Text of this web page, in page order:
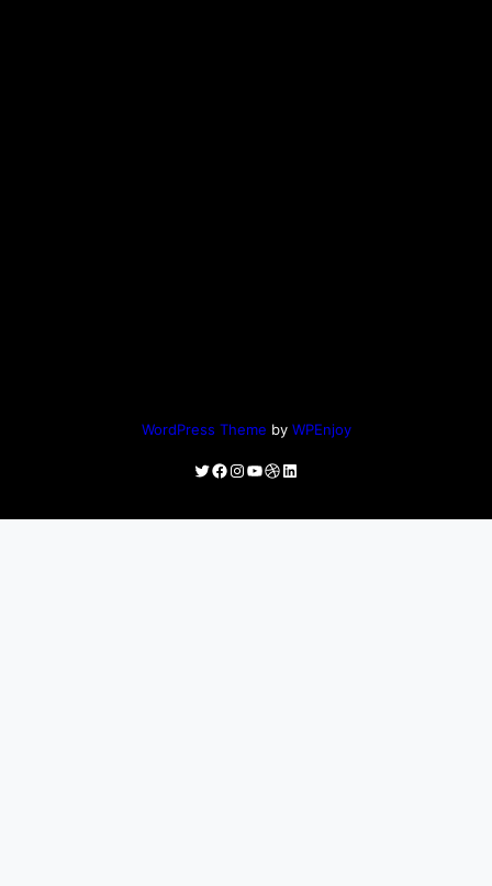
WordPress Theme by WPEnjoy
Twitter
Facebook
Instagram
YouTube
Dribbble
LinkedIn